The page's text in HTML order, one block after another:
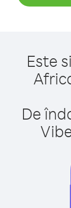
Este
De